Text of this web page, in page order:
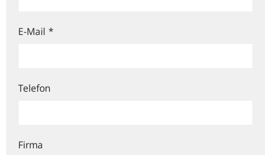
E-Mail *
Telefon
Firma